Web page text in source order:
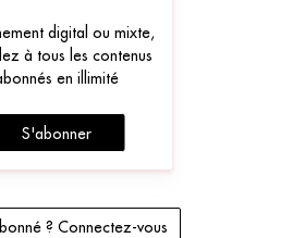
digital ou mixte,
à tous les contenus
en illimité
S'abonner
? Connectez-vous